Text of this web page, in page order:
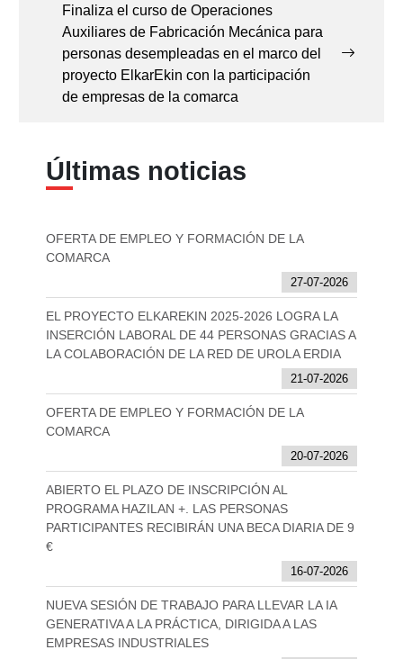
Finaliza el curso de Operaciones
Auxiliares de Fabricación Mecánica para
personas desempleadas en el marco del
proyecto ElkarEkin con la participación
de empresas de la comarca
Últimas noticias
OFERTA DE EMPLEO Y FORMACIÓN DE LA
COMARCA
27-07-2026
EL PROYECTO ELKAREKIN 2025-2026 LOGRA LA
INSERCIÓN LABORAL DE 44 PERSONAS GRACIAS A
LA COLABORACIÓN DE LA RED DE UROLA ERDIA
21-07-2026
OFERTA DE EMPLEO Y FORMACIÓN DE LA
COMARCA
20-07-2026
ABIERTO EL PLAZO DE INSCRIPCIÓN AL
PROGRAMA HAZILAN +. LAS PERSONAS
PARTICIPANTES RECIBIRÁN UNA BECA DIARIA DE 9
€
16-07-2026
NUEVA SESIÓN DE TRABAJO PARA LLEVAR LA IA
GENERATIVA A LA PRÁCTICA, DIRIGIDA A LAS
EMPRESAS INDUSTRIALES